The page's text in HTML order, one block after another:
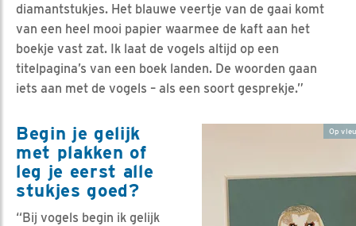
diamantstukjes. Het blauwe veertje van de gaai komt
van een heel mooi papier waarmee de kaft aan het
boekje vast zat. Ik laat de vogels altijd op een
titelpagina’s van een boek landen. De woorden gaan
iets aan met de vogels – als een soort gesprekje.”
Op
Begin je gelijk
met plakken of
leg je eerst alle
stukjes goed?
“Bij vogels begin ik gelijk